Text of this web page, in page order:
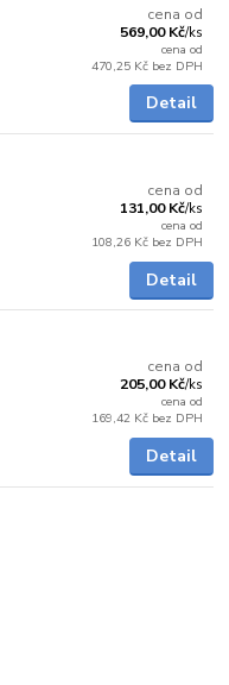
cena od
569,00 Kč/ks
cena od
470,25 Kč bez DPH
Detail
cena od
131,00 Kč/ks
cena od
108,26 Kč bez DPH
Detail
cena od
205,00 Kč/ks
cena od
169,42 Kč bez DPH
Detail